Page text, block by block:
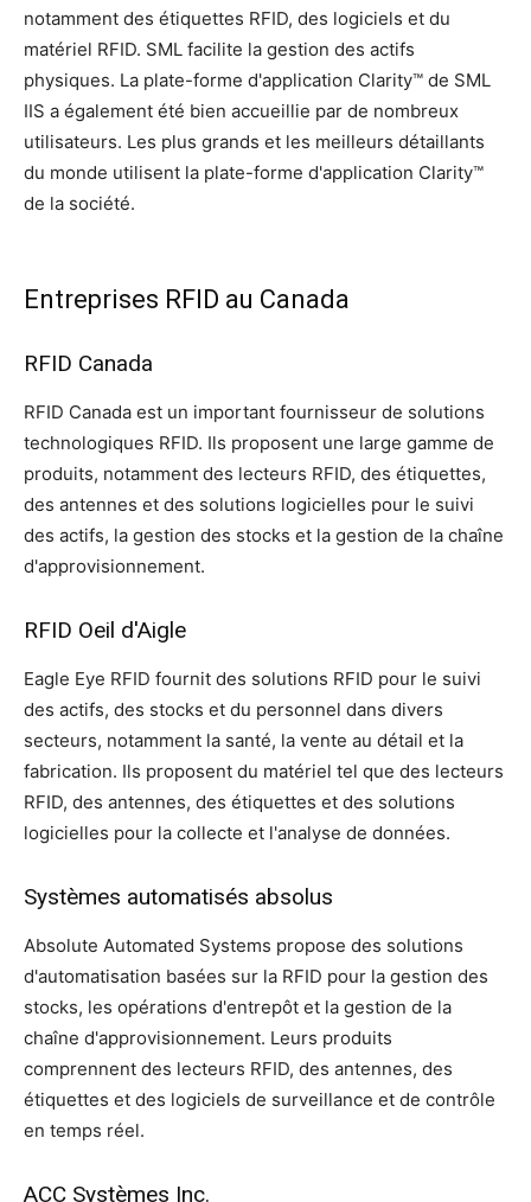
notamment des étiquettes RFID, des logiciels et du
matériel RFID. SML facilite la gestion des actifs
physiques. La plate-forme d'application Clarity™ de SML
IIS a également été bien accueillie par de nombreux
utilisateurs. Les plus grands et les meilleurs détaillants
du monde utilisent la plate-forme d'application Clarity™
de la société.
Entreprises RFID au Canada
RFID Canada
RFID Canada est un important fournisseur de solutions
technologiques RFID. Ils proposent une large gamme de
produits, notamment des lecteurs RFID, des étiquettes,
des antennes et des solutions logicielles pour le suivi
des actifs, la gestion des stocks et la gestion de la chaîne
d'approvisionnement.
RFID Oeil d'Aigle
Eagle Eye RFID fournit des solutions RFID pour le suivi
des actifs, des stocks et du personnel dans divers
secteurs, notamment la santé, la vente au détail et la
fabrication. Ils proposent du matériel tel que des lecteurs
RFID, des antennes, des étiquettes et des solutions
logicielles pour la collecte et l'analyse de données.
Systèmes automatisés absolus
Absolute Automated Systems propose des solutions
d'automatisation basées sur la RFID pour la gestion des
stocks, les opérations d'entrepôt et la gestion de la
chaîne d'approvisionnement. Leurs produits
comprennent des lecteurs RFID, des antennes, des
étiquettes et des logiciels de surveillance et de contrôle
en temps réel.
ACC Systèmes Inc.